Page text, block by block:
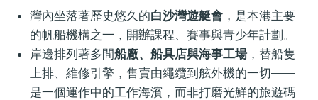
灣內坐落著歷史悠久的白沙灣遊艇會 ，是本港主要
的帆船機構之一，開辦課程、賽事與青少年計劃。
岸邊排列著多間船廠、船具店與海事工場，替船隻
上排、維修引擎，售賣由繩纜到舷外機的一切——
是一個運作中的工作海濱，而非打磨光鮮的旅遊碼